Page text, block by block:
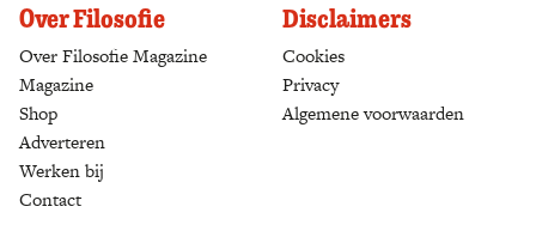
Over Filosofie
Over Filosofie Magazine
Magazine
Shop
Adverteren
Werken bij
Contact
Disclaimers
Cookies
Privacy
Algemene voorwaarden